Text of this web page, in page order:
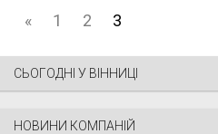
« 1 2 3
СЬОГОДНІ У ВІННИЦІ
НОВИНИ КОМПАНІЙ